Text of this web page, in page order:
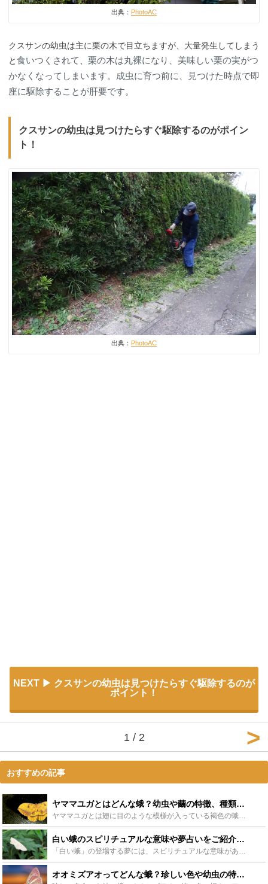
出典： PhotoAC
クスサンの幼虫は主に栗の木で目立ちますが、大量発生してしまう
と食いつくされて
栗の木は丸裸になり、美味しい栗の実がつ
かなくなってしまいます。成虫に育つ前に、見つけた時点で即
座に駆除することが肝要です。
クスサンの幼虫は見つけたらすぐ駆除するのがポイン
ト！
出典： PhotoAC
NEXT
クスサンの幼虫は見つけたらすぐ駆除するのが
ポイント！
1 / 2
おすすめの記事
ヤママユガとはどんな蛾？幼虫や繭の特徴、種類や飼育方法など紹介 - Leisurego(レジャーゴー)
白い蛾のスピリチュアルな意味や夢占いをご紹介！それは幸運の前触れかも！ - Leisurego(レジャーゴー)
オオミズアオってどんな蛾？珍しい色や幼虫の特徴など詳しく紹介！ - Leisurego(レジャーゴー)